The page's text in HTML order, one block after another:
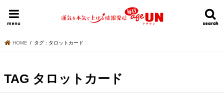
search
search
menu
HOME 明日の運勢ランキング 今週の運勢
HOME タグ : タロットカード
TAG タロットカード